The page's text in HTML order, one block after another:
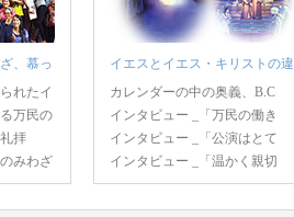
、慕っ
れたイ
万民の
拝
みわざ
イエスとイエス・キリストの違
カレンダーの中の奥義、B.C
インタビュー _「万民の働き
インタビュー _「公演はとて
インタビュー _「温かく親切